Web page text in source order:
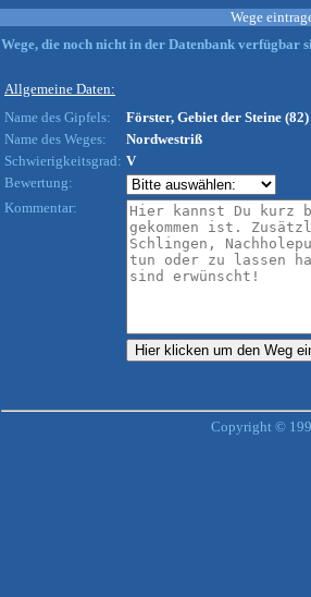
Wege
Wege, die noch nicht in der Datenbank verfügbar
Allgemeine Daten:
Name des Gipfels:
Förster, Gebiet der Steine (82)
Name des Weges:
Nordwestriß
Schwierigkeitsgrad: V
Bewertung:
Kommentar:
Copyright ©